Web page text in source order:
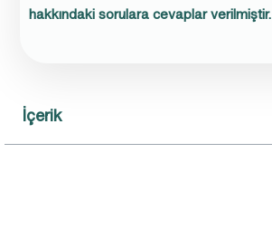
hakkındaki sorulara cevaplar verilmiştir.
İçerik